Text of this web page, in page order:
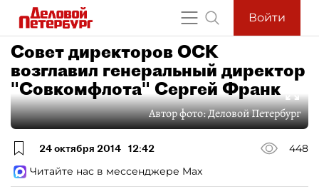
Войти
Совет директоров ОСК
возглавил генеральный директор
"Cовкомфлота" Сергей Франк
Автор фото:Деловой Петербург
24 октября 2014 12:42
448
Читайте нас в мессенджере Max